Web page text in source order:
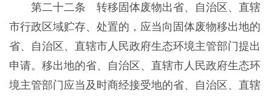
第二十二条 转移固体废物出省、自治区、直辖
市行政区域贮存、处置的，应当向固体废物移出地的
省、自治区、直辖市人民政府生态环境主管部门提出
申请。移出地的省、自治区、直辖市人民政府生态环
境主管部门应当及时商经接受地的省、自治区、直辖